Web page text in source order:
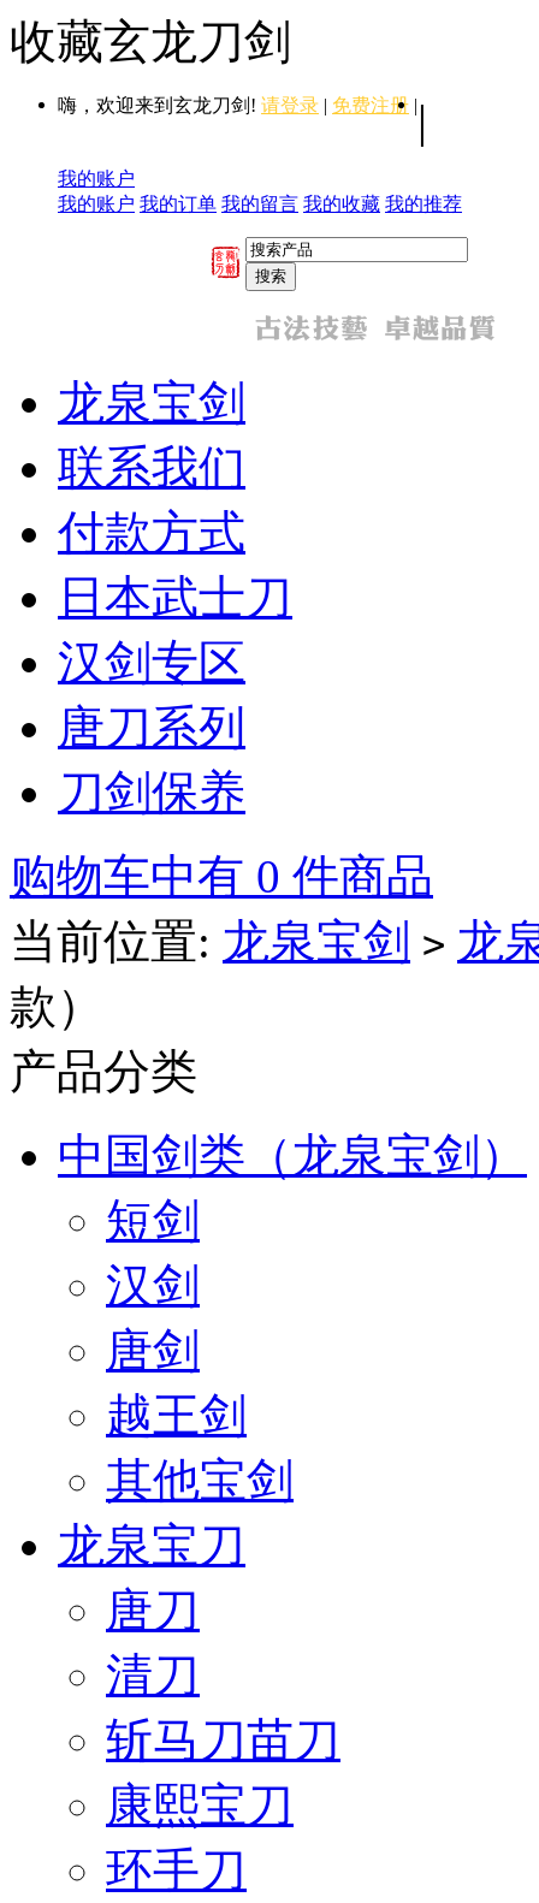
收藏玄龙刀剑
嗨，欢迎来到玄龙刀剑! 请登录 | 免费注册 | |
我的账户
我的账户 我的订单 我的留言 我的收藏 我的推荐
龙泉宝剑
联系我们
付款方式
日本武士刀
汉剑专区
唐刀系列
刀剑保养
购物车中有 0 件商品
当前位置: 龙泉宝剑 > 龙
款）
产品分类
中国剑类（龙泉宝剑）
短剑
汉剑
唐剑
越王剑
其他宝剑
龙泉宝刀
唐刀
清刀
斩马刀苗刀
康熙宝刀
环手刀